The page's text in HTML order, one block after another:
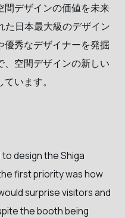
間デザインの価値を未来
た日本最大級のデザイン
優秀なデザイナーを発掘
、空間デザインの新しい
います。
design the Shiga
first priority was how
surprise visitors and
the booth being